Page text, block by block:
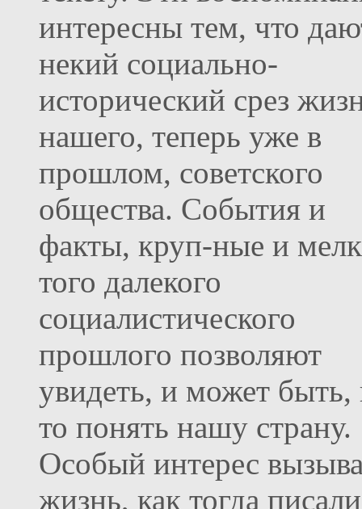
интересны тем, что
некий социально-
исторический срез
нашего, теперь уже в
прошлом, советского
общества. События и
факты, круп-ные и
того далекого
социалистического
прошлого позволяют
увидеть, и может быть,
то понять нашу страну.
Особый интерес
жизнь, как тогда